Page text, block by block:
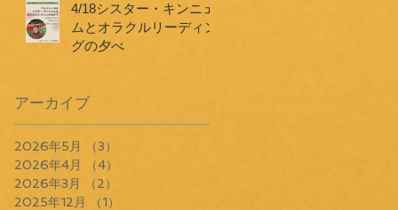
4/18シスター・キンニェ
ムとオラクルリーディン
グの夕べ
アーカイブ
2026年5月 （3）
2026年4月
（4）
2026年3月
（2）
2025年12月
（1）